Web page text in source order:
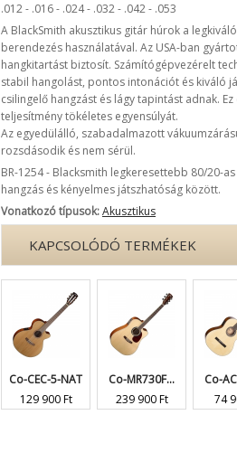
.012 - .016 - .024 - .032 - .042 - .053
A BlackSmith akusztikus gitár húrok a
berendezés használatával. Az USA-ban
hangkitartást biztosít. Számítógépvezérelt
stabil hangolást, pontos intonációt és kiváló
csilingelő hangzást és lágy tapintást adnak.
teljesítmény tökéletes egyensúlyát.
Az egyedülálló, szabadalmazott
rozsdásodik és nem sérül.
BR-1254 - Blacksmith legkeresettebb 80/20-
hangzás és kényelmes játszhatóság között.
Vonatkozó típusok:Akusztikus
KAPCSOLÓDÓ TERMÉKEK
Co-CEC-5-NAT
129 900 Ft
Co-MR730F...
239 900 Ft
Co-
74